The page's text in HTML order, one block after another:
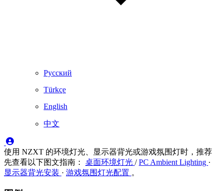
Русский
Türkçe
English
中文
使用 NZXT 的环境灯光、显示器背光或游戏氛围灯时，推荐
先查看以下图文指南： 桌面环境灯光 /PC Ambient Lighting ·
显示器背光安装 · 游戏氛围灯光配置 。